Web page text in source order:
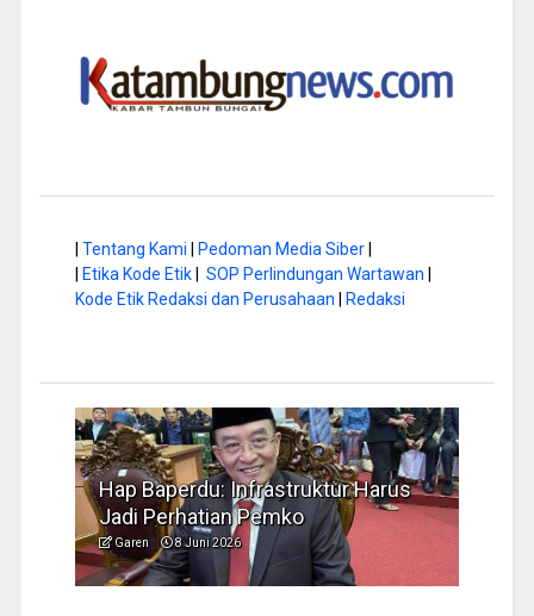
Tentang Kami Pedoman Media Siber|
Etika Kode Etik| SOP Perlindungan Wartawan
Kode Etik Redaksi dan Perusahaan
Redaksi
Baperdu: Infrastruktur Harus
Perhatian Pemko
8 Juni 2026
Musim Kemarau,
Pengelolaan